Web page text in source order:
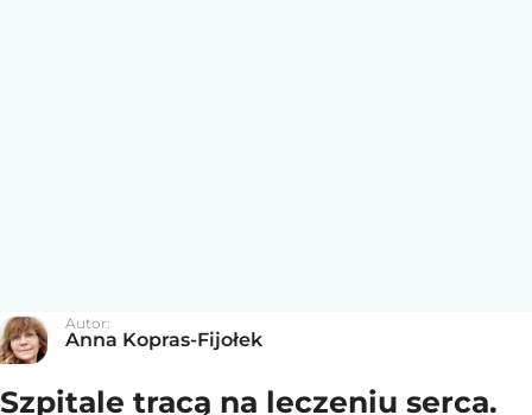
Autor:
Anna Kopras-Fijołek
Szpitale tracą na leczeniu serca.